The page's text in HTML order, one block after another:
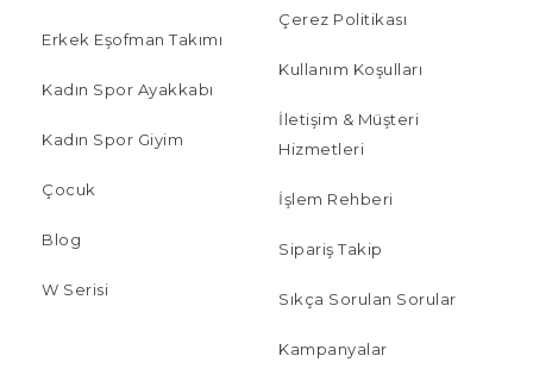
Erkek Eşofman Takımı
Kadın Spor Ayakkabı
Kadın Spor Giyim
Çocuk
Blog
W Serisi
Çerez Politikası
Kullanım Koşulları
İletişim & Müşteri
Hizmetleri
İşlem Rehberi
Sipariş Takip
Sıkça Sorulan Sorular
Kampanyalar